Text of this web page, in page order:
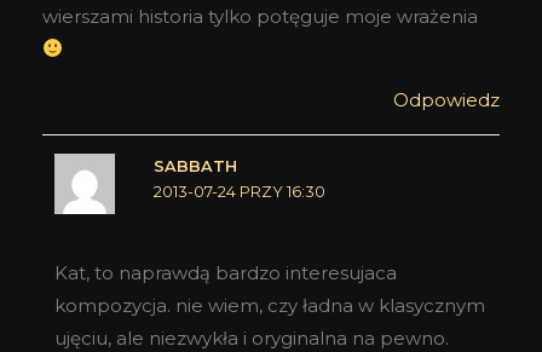
wierszami historia tylko potęguje moje wrażenia
Odpowiedz
SABBATH
2013-07-24 PRZY 16:30
Kat, to naprawdą bardzo interesujaca
kompozycja. nie wiem, czy ładna w klasycznym
ujęciu, ale niezwykła i oryginalna na pewno.